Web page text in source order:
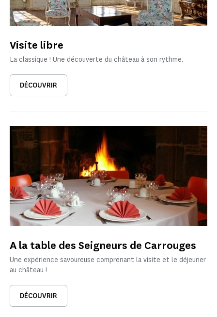
Visite libre
La classique ! Une découverte du château à son rythme.
DÉCOUVRIR
A la table des Seigneurs de Carrouges
Une expérience savoureuse comprenant la visite et le déjeuner
au château !
DÉCOUVRIR